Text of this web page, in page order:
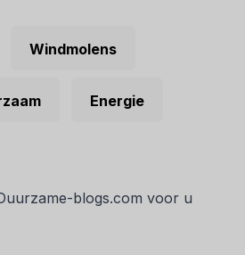
Windmolens
Energie
blogs.com voor u